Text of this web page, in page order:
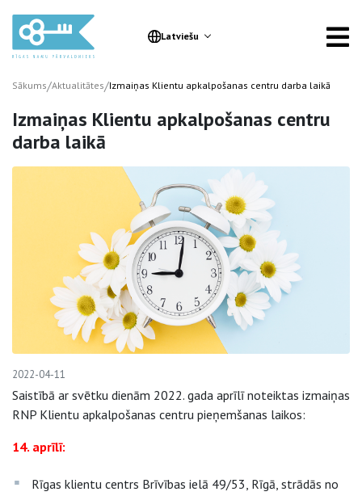
Latviešu
Sākums/Aktualitātes/Izmaiņas Klientu apkalpošanas centru darba laikā
Izmaiņas Klientu apkalpošanas centru
darba laikā
2022-04-11
Saistībā ar svētku dienām 2022. gada aprīlī noteiktas izmaiņas
RNP Klientu apkalpošanas centru pieņemšanas laikos:
14. aprīlī:
Rīgas klientu centrs Brīvības ielā 49/53, Rīgā, strādās no